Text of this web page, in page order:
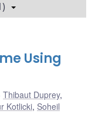
Using
Thibaut Duprey,
Kotlicki, Soheil